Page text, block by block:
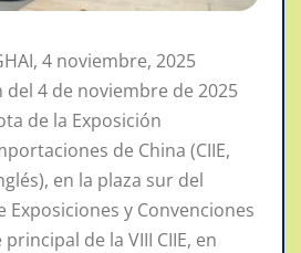
4 noviembre, 2025
4 de noviembre de 2025
de la Exposición
de China (CIIE,
en la plaza sur del
Exposiciones y Convenciones
de la VIII CIIE, en